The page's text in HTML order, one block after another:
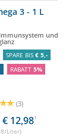
3 - 1 L
und
SPARE BIS € 5,-
RABATT 5%
(3)
€ 12,981
Liter)